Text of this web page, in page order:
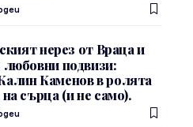
нерез от Враца и
любовни подвизи:
Каменов в ролята
сърца (и не само).